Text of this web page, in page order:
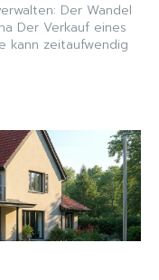
Der Wandel
Der Verkauf eines
kann zeitaufwendig